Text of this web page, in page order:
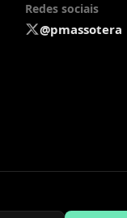
Redes sociais
@pmassotera